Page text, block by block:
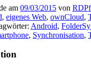
am 09/03/2015 von
, eigenes Web, ownCloud,
Android,
, Synchronisation,